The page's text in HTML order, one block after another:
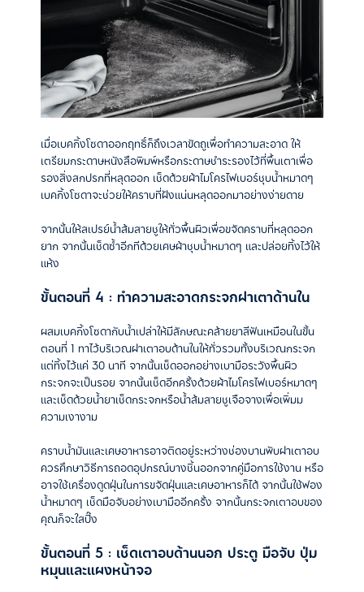
เมื่อเบคกิ้งโซดาออกฤทธิ์ก็ถึงเวลาขัดถูเพื่อทำความสะอาด ให้
เตรียมกระดาษหนังสือพิมพ์หรือกระดาษชำระรองไว้ที่พื้นเตาเพื่อ
รองสิ่งสกปรกที่หลุดออก เช็ดด้วยผ้าไมโครไฟเบอร์ชุบน้ำหมาดๆ
เบคกิ้งโซดาจะช่วยให้คราบที่ฝังแน่นหลุดออกมาอย่างง่ายดาย
จากนั้นให้สเปรย์น้ำส้มสายชูให้ทั่วพื้นผิวเพื่อขจัดคราบที่หลุดออก
ยาก จากนั้นเช็ดซ้ำอีกทีด้วยเศษผ้าชุบน้ำหมาดๆ และปล่อยทิ้งไว้ให้
แห้ง
ขั้นตอนที่ 4 : ทำความสะอาดกระจกฝาเตาด้านใน
ผสมเบคกิ้งโซดากับน้ำเปล่าให้มีลักษณะคล้ายยาสีฟันเหมือนในขั้น
ตอนที่ 1 ทาไว้บริเวณฝาเตาอบด้านในให้ทั่วรวมทั้งบริเวณกระจก
แต่ทิ้งไว้แค่ 30 นาที จากนั้นเช็ดออกอย่างเบามือระวังพื้นผิว
กระจกจะเป็นรอย จากนั้นเช็ดอีกครั้งด้วยผ้าไมโครไฟเบอร์หมาดๆ
และเช็ดด้วยน้ำยาเช็ดกระจกหรือน้ำส้มสายชูเจือจางเพื่อเพิ่มม
ความเงางาม
คราบน้ำมันและเศษอาหารอาจติดอยู่ระหว่างช่องบานพับฝาเตาอบ
ควรศึกษาวิธีการถอดอุปกรณ์บางชิ้นออกจากคู่มือการใช้งาน หรือ
อาจใช้เครื่องดูดฝุ่นในการขจัดฝุ่นและเศษอาหารก็ได้ จากนั้นใช้ฟอง
น้ำหมาดๆ เช็ดมือจับอย่างเบามืออีกครั้ง จากนั้นกระจกเตาอบของ
คุณก็จะใสปิ๊ง
ขั้นตอนที่ 5 : เช็ดเตาอบด้านนอก ประตู มือจับ ปุ่ม
หมุนและแผงหน้าจอ